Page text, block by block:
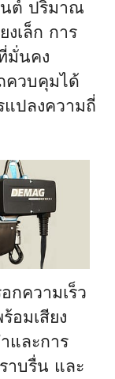
ต์ ปริมาณ
งเล็ก การ
มั่นคง
ควบคุมได้
แปลงความถี่
กความเร็ว
อมเสียง
และการ
าบรื่น และ